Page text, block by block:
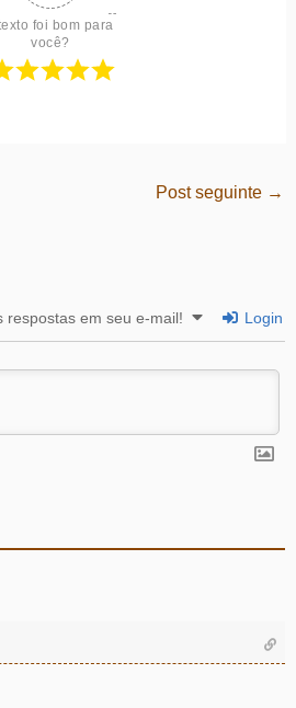
foi bom para
você?
Post seguinte →
respostas em seu e-mail! Login